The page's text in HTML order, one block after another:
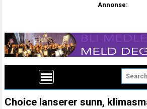
Annonse:
Choice lanserer sunn,